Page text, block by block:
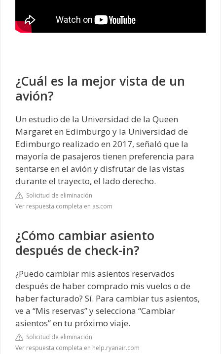
¿Cuál es la mejor vista de un
avión?
Un estudio de la Universidad de la Queen
Margaret en Edimburgo y la Universidad de
Edimburgo realizado en 2017, señaló que la
mayoría de pasajeros tienen preferencia para
sentarse en el avión y disfrutar de las vistas
durante el trayecto, el lado derecho.
Solicitud de eliminación
Ver respuesta completa en as.com
¿Cómo cambiar asiento
después de check-in?
¿Puedo cambiar mis asientos reservados
después de haber comprado mis vuelos o de
haber facturado? Sí. Para cambiar tus asientos,
ve a “Mis reservas” y selecciona “Cambiar
asientos” en tu próximo viaje.
Solicitud de eliminación
Ver respuesta completa en help.ryanair.com